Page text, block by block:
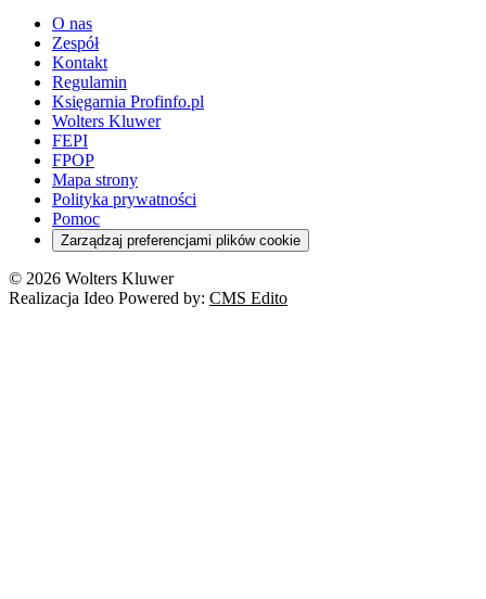
O nas
Zespół
Kontakt
Regulamin
Księgarnia Profinfo.pl
Wolters Kluwer
FEPI
FPOP
Mapa strony
Polityka prywatności
Pomoc
Zarządzaj preferencjami plików cookie
© 2026 Wolters Kluwer
Realizacja Ideo Powered by: CMS Edito